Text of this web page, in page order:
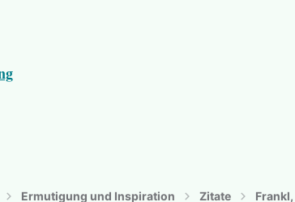
entdecken - auftanken - neue Wege
Ermutigung und Inspiration Zitate